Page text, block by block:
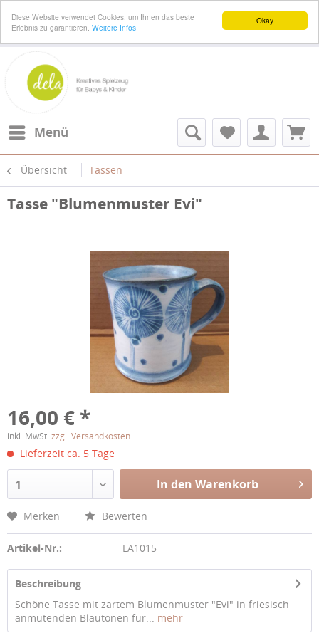
Okay
Diese Website verwendet Cookies, um Ihnen das beste
Erlebnis zu garantieren. Weitere Infos
Menü
Übersicht Tassen
Tasse "Blumenmuster Evi"
16,00 € *
inkl. MwSt. zzgl. Versandkosten
Lieferzeit ca. 5 Tage
1 In den Warenkorb
Merken Bewerten
Artikel-Nr.: LA1015
Beschreibung
Schöne Tasse mit zartem Blumenmuster "Evi" in friesisch
anmutenden Blautönen für... mehr